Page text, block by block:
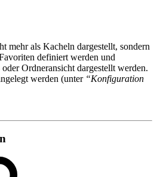
mehr als Kacheln dargestellt, sondern
definiert werden und
Ordneransicht dargestellt werden.
werden (unter “Konfiguration